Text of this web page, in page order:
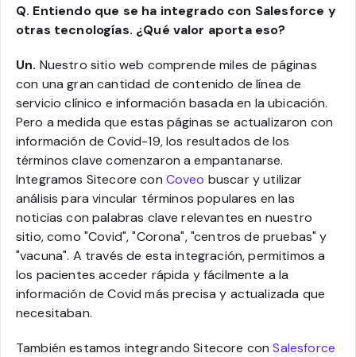
Q. Entiendo que se ha integrado con Salesforce y
otras tecnologías. ¿Qué valor aporta eso?
Un. Nuestro sitio web comprende miles de páginas
con una gran cantidad de contenido de línea de
servicio clínico e información basada en la ubicación.
Pero a medida que estas páginas se actualizaron con
información de Covid-19, los resultados de los
términos clave comenzaron a empantanarse.
Integramos Sitecore con Coveo buscar y utilizar
análisis para vincular términos populares en las
noticias con palabras clave relevantes en nuestro
sitio, como "Covid", "Corona", "centros de pruebas" y
"vacuna". A través de esta integración, permitimos a
los pacientes acceder rápida y fácilmente a la
información de Covid más precisa y actualizada que
necesitaban.
También estamos integrando Sitecore conSalesforce